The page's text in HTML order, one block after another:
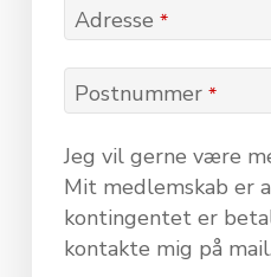
Adresse *
Postnummer *
Jeg vil gerne være
Mit medlemskab er
kontingentet er
kontakte mig på mail.